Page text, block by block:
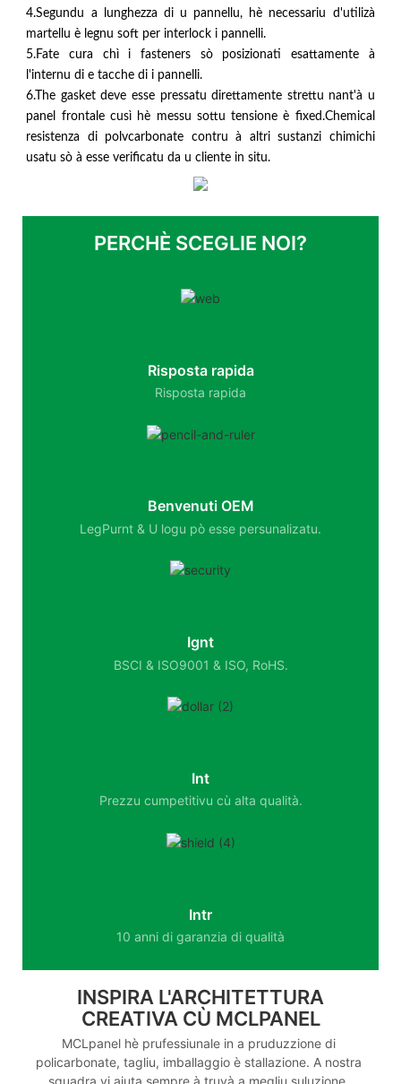
4.Segundu a lunghezza di u pannellu, hè necessariu d'utilizà
martellu è legnu soft per interlock i pannelli.
5.Fate cura chì i fasteners sò posizionati esattamente à
l'internu di e tacche di i pannelli.
6.The gasket deve esse pressatu direttamente strettu nant'à u
panel frontale cusì hè messu sottu tensione è fixed.Chemical
resistenza di polvcarbonate contru à altri sustanzi chimichi
usatu sò à esse verificatu da u cliente in situ.
PERCHÈ SCEGLIE NOI?
Risposta rapida
Risposta rapida
Benvenuti OEM
LegPurnt & U logu pò esse persunalizatu.
Ignt
BSCI & ISO9001 & ISO, RoHS.
Int
Prezzu cumpetitivu cù alta qualità.
Intr
10 anni di garanzia di qualità
INSPIRA L'ARCHITETTURA
CREATIVA CÙ MCLPANEL
MCLpanel hè prufessiunale in a pruduzzione di
policarbonate, tagliu, imballaggio è stallazione. A nostra
squadra vi aiuta sempre à truvà a megliu suluzione.